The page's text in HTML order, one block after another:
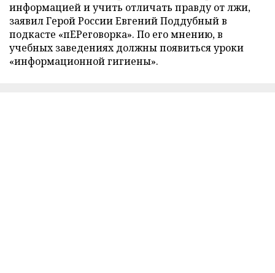
информацией и учить отличать правду от лжи,
заявил Герой России Евгений Поддубный в
подкасте «пЕРеговорка». По его мнению, в
учебных заведениях должны появиться уроки
«информационной гигиены».